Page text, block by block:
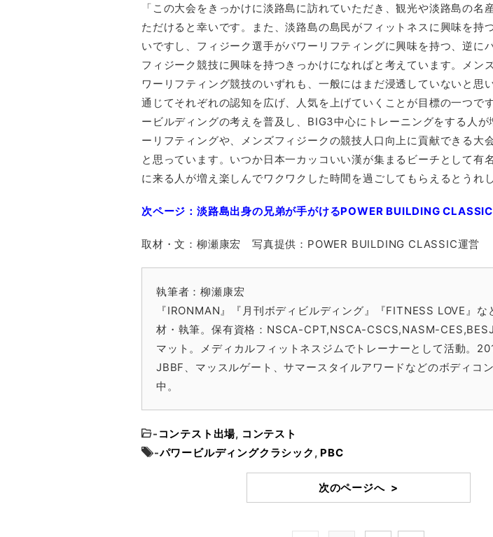
「この大会をきっかけに淡路島に訪れていただき、観光や淡路島の名
ただけると幸いです。また、淡路島の島民がフィットネスに興味を持
いですし、フィジーク選手がパワーリフティングに興味を持つ、逆に
フィジーク競技に興味を持つきっかけになればと考えています。メン
ワーリフティング競技のいずれも、一般にはまだ浸透していないと思
通じてそれぞれの認知を広げ、人気を上げていくことが目標の一つで
ービルディングの考えを普及し、BIG3中心にトレーニングをする人が
ーリフティングや、メンズフィジークの競技人口向上に貢献できる大
と思っています。いつか日本一カッコいい漢が集まるビーチとして有
に来る人が増え楽しんでワクワクした時間を過ごしてもらえるとうれし
次ページ：淡路島出身の兄弟が手がけるPOWER BUILDING
取材・文：柳瀬康宏 写真提供：POWER BUILDING CLASSIC運営
執筆者：柳瀬康宏
『IRONMAN』『月刊ボディビルディング』『FITNESS LOVE』な
材・執筆。保有資格：NSCA-CPT,NSCA-CSCS,NASM-
マット。メディカルフィットネスジムでトレーナーとして活動。
JBBF、マッスルゲート、サマースタイルアワードなどのボディコ
中。
- コンテスト出場, コンテスト
-パワービルディングクラシック , PBC
次のページへ >